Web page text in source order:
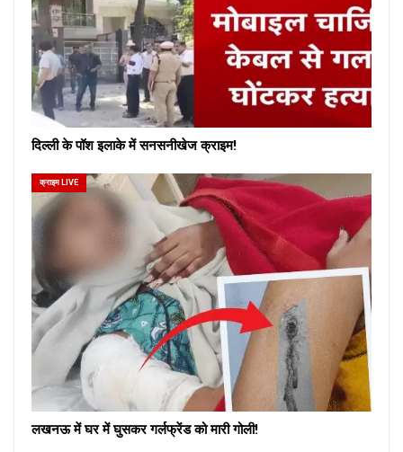
दिल्ली के पॉश इलाके में सनसनीखेज क्राइम!
क्राइम LIVE
लखनऊ में घर में घुसकर गर्लफ्रेंड को मारी गोली!